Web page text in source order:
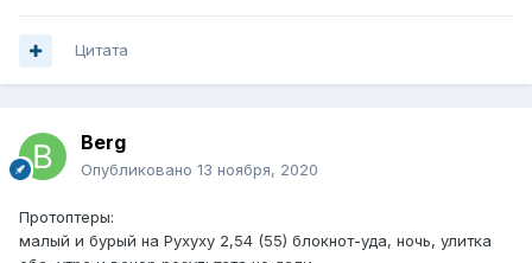
Цитата
Berg
Опубликовано 13 ноября, 2020
Протоптеры:
малый и бурый на Рухуху 2,54 (55) блокнот-уда, ночь, улитка